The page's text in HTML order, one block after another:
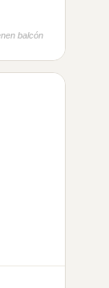
balcón